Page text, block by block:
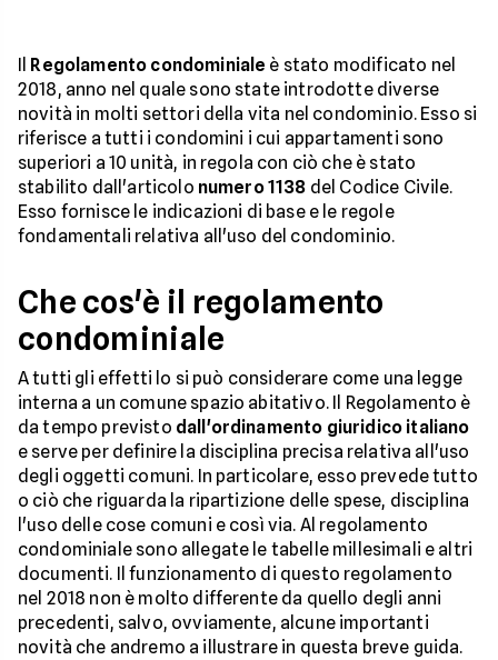
Regolamento condominiale è stato modificato nel
2018, anno nel quale sono state introdotte diverse
novità in molti settori della vita nel condominio. Esso si
riferisce a tutti i condomini i cui appartamenti sono
superiori a 10 unità, in regola con ciò che è stato
stabilito dall'articolo numero 1138 del Codice Civile.
Esso fornisce le indicazioni di base e le regole
fondamentali relativa all'uso del condominio.
Che cos'è il regolamento
condominiale
A tutti gli effetti lo si può considerare come una legge
interna a un comune spazio abitativo. Il Regolamento è
da tempo previsto dall'ordinamento giuridico italiano
e serve per definire la disciplina precisa relativa all'uso
degli oggetti comuni. In particolare, esso prevede tutto
o ciò che riguarda la ripartizione delle spese, disciplina
l'uso delle cose comuni e così via. Al regolamento
condominiale sono allegate le tabelle millesimali e altri
documenti. Il funzionamento di questo regolamento
nel 2018 non è molto differente da quello degli anni
precedenti, salvo, ovviamente, alcune importanti
novità che andremo a illustrare in questa breve guida.